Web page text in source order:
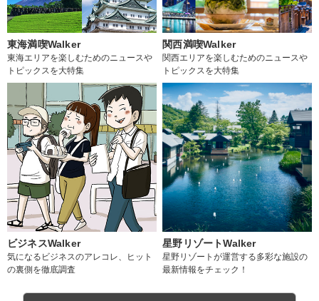
東海満喫Walker
東海エリアを楽しむためのニュースや
トピックスを大特集
関西満喫Walker
関西エリアを楽しむためのニュースや
トピックスを大特集
ビジネスWalker
気になるビジネスのアレコレ、ヒット
の裏側を徹底調査
星野リゾートWalker
星野リゾートが運営する多彩な施設の
最新情報をチェック！